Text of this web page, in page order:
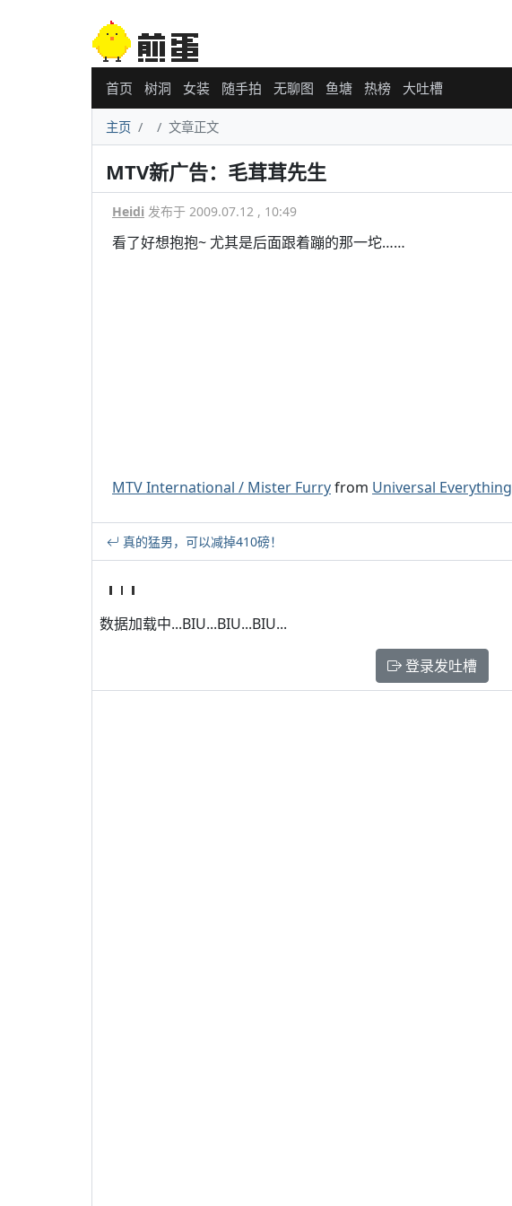
首页 树洞 女装 随手拍 无聊图 鱼塘 热榜 大吐槽
主页 文章正文
MTV新广告：毛茸茸先生
Heidi 发布于 2009.07.12 , 10:49
看了好想抱抱~ 尤其是后面跟着蹦的那一坨……
MTV International / Mister Furryfrom Universal Everything
真的猛男，可以减掉410磅！
数据加载中...BIU...BIU...BIU...
登录发吐槽